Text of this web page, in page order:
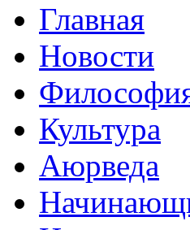
Главная
Новости
Культура
Аюрведа